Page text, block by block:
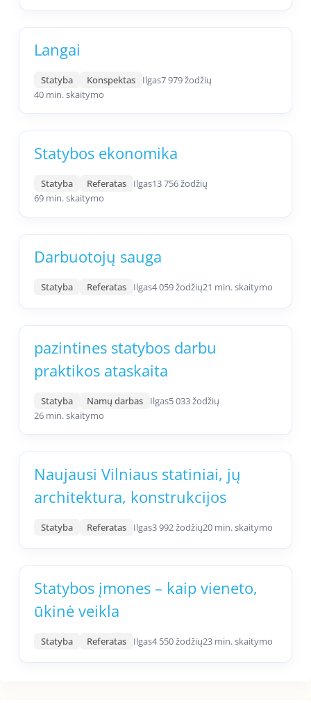
Langai
Statyba Konspektas Ilgas7 979 žodžių
40 min. skaitymo
Statybos ekonomika
Statyba Referatas Ilgas13 756 žodžių
69 min. skaitymo
Darbuotojų sauga
Statyba Referatas Ilgas4 059 žodžių21 min. skaitymo
pazintines statybos darbu
praktikos ataskaita
Statyba Namų darbas Ilgas5 033 žodžių
26 min. skaitymo
Naujausi Vilniaus statiniai, jų
architektura, konstrukcijos
Statyba Referatas Ilgas3 992 žodžių20 min. skaitymo
Statybos įmones – kaip vieneto,
ūkinė veikla
Statyba Referatas Ilgas4 550 žodžių23 min. skaitymo